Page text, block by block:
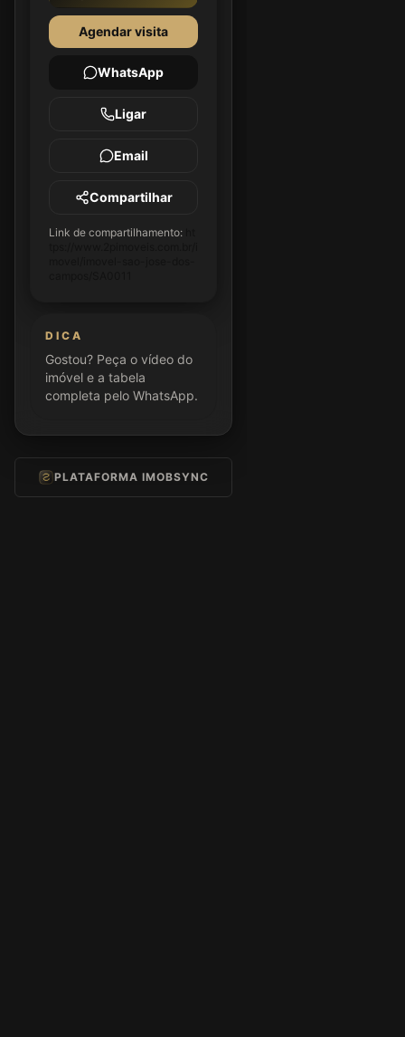
Agendar visita
WhatsApp
Ligar
Email
Compartilhar
Link de compartilhamento:
DICA
Gostou? Peça o vídeo do
imóvel e a tabela
completa pelo WhatsApp.
PLATAFORMA IMOBSYNC